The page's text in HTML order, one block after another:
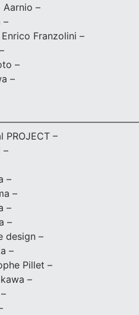
–
–
Franzolini –
–
–
–
–
–
–
–
–
design –
–
Pillet –
–